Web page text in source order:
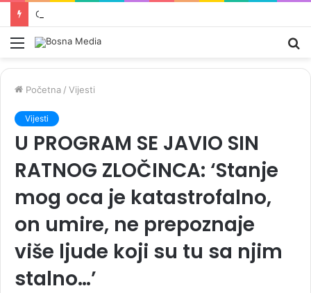
Meni
Početna / Vijesti
Vijesti
U PROGRAM SE JAVIO SIN
RATNOG ZLOČINCA: ‘Stanje
mog oca je katastrofalno,
on umire, ne prepoznaje
više ljude koji su tu sa njim
stalno…’